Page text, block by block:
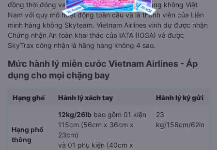
đồng thời đóng vai trò chủ lực trong ngành hàng không Việt
Nam với quy mô hoạt động toàn cầu và là thành viên của Liên
minh hàng không Skyteam. Vietnam Airlines vinh dự được nhận
Chứng nhận An toàn khai thác của IATA (IOSA) và được
SkyTrax công nhận là hãng hàng không 4 sao.
Mức hành lý miễn cước Vietnam Airlines - Áp
dụng cho mọi chặng bay
Hạng ghế Hành lý xách tay Hành lý ký gửi
Hạng phổ
thông
12kg/26lb bao gồm 01 kiện
115cm (56cm x 36cm x
23cm)
và 01 phụ kiện (40cm x
23
kg/158cm/62in